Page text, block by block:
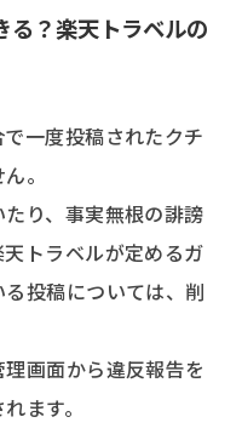
る？楽天トラベルの
一度投稿されたクチ
。
り、事実無根の誹謗
トラベルが定めるガ
投稿については、削
画面から違反報告を
ます。